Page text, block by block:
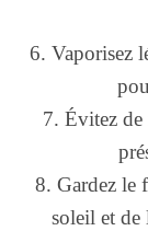
6. Vaporisez
7. Évitez
8. Gardez le
soleil et de